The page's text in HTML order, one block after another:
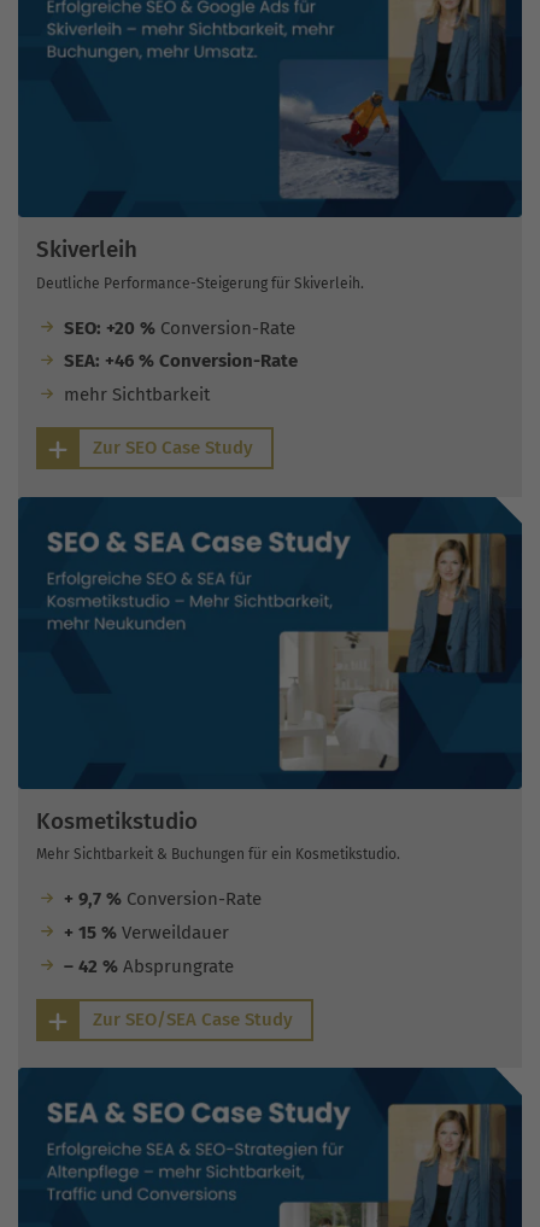
Skiverleih
Deutliche Performance-Steigerung für Skiverleih.
SEO: +20 % Conversion-Rate
SEA: +46 % Conversion-Rate
mehr Sichtbarkeit
Zur SEO Case Study
Kosmetikstudio
Mehr Sichtbarkeit & Buchungen für ein Kosmetikstudio.
+ 9,7 % Conversion-Rate
+ 15 % Verweildauer
– 42 % Absprungrate
Zur SEO/SEA Case Study